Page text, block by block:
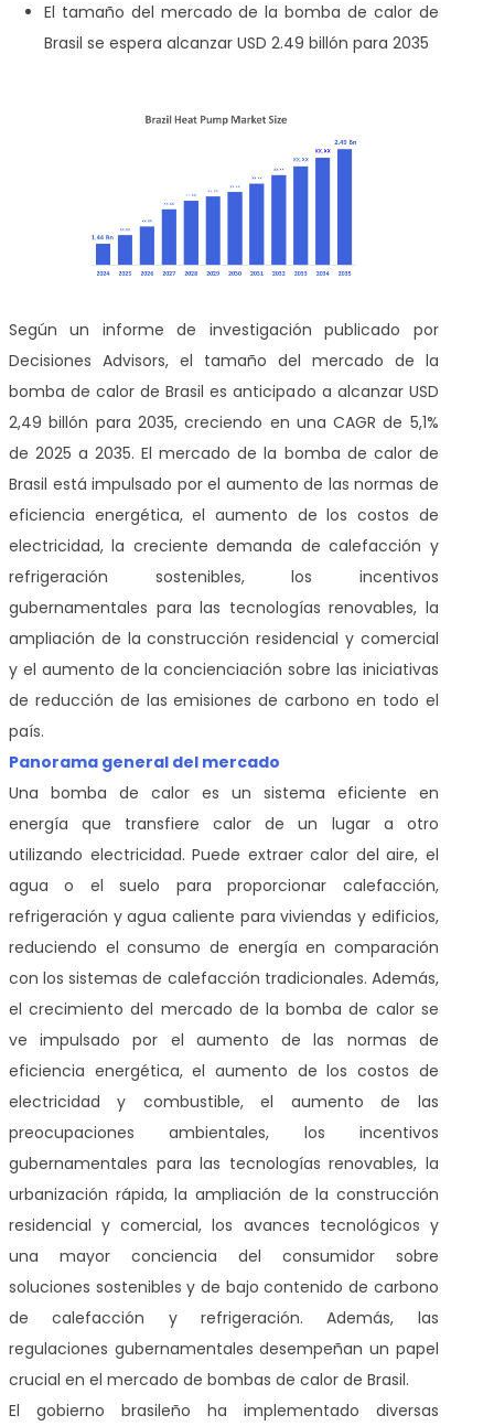
El tamaño del mercado de la bomba de calor de
Brasil se espera alcanzar USD 2.49 billón para 2035
Según un informe de investigación publicado por
Decisiones Advisors, el tamaño del mercado de la
bomba de calor de Brasil es anticipado a alcanzar USD
2,49 billón para 2035, creciendo en una CAGR de 5,1%
de 2025 a 2035. El mercado de la bomba de calor de
Brasil está impulsado por el aumento de las normas de
eficiencia energética, el aumento de los costos de
electricidad, la creciente demanda de calefacción y
refrigeración sostenibles, los incentivos
gubernamentales para las tecnologías renovables, la
ampliación de la construcción residencial y comercial
y el aumento de la concienciación sobre las iniciativas
de reducción de las emisiones de carbono en todo el
país.
Panorama general del mercado
Una bomba de calor es un sistema eficiente en
energía que transfiere calor de un lugar a otro
utilizando electricidad. Puede extraer calor del aire, el
agua o el suelo para proporcionar calefacción,
refrigeración y agua caliente para viviendas y edificios,
reduciendo el consumo de energía en comparación
con los sistemas de calefacción tradicionales. Además,
el crecimiento del mercado de la bomba de calor se
ve impulsado por el aumento de las normas de
eficiencia energética, el aumento de los costos de
electricidad y combustible, el aumento de las
preocupaciones ambientales, los incentivos
gubernamentales para las tecnologías renovables, la
urbanización rápida, la ampliación de la construcción
residencial y comercial, los avances tecnológicos y
una mayor conciencia del consumidor sobre
soluciones sostenibles y de bajo contenido de carbono
de calefacción y refrigeración. Además, las
regulaciones gubernamentales desempeñan un papel
crucial en el mercado de bombas de calor de Brasil.
El gobierno brasileño ha implementado diversas